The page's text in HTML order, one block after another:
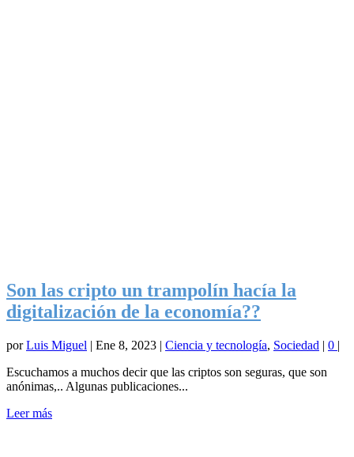
Son las cripto un trampolín hacía la
digitalización de la economía??
porLuis Miguel | Ene 8, 2023 | Ciencia y tecnología, Sociedad | 0 |
Escuchamos a muchos decir que las criptos son seguras, que son
anónimas,.. Algunas publicaciones...
Leer más